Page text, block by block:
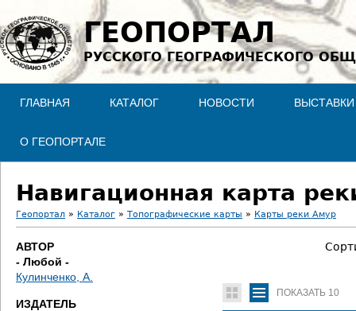
Jump to navigation
ГЕОПОРТАЛ
РУССКОГО ГЕОГРАФИЧЕСКОГО
ГЛАВНАЯ КАТАЛОГ НОВОСТИ ВЫСТАВКИ
О ГЕОПОРТАЛЕ
Навигационная карта
В
ы
з
Геопортал » Каталог » Топографические карты » Карты реки Амур
АВТОР
- Любой -
Кулинченко, А.
ИЗДАТЕЛЬ
ПОКАЗАТЬ 10